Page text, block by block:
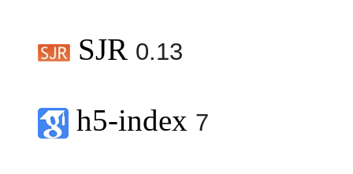
SJR 0.13
h5-index 7